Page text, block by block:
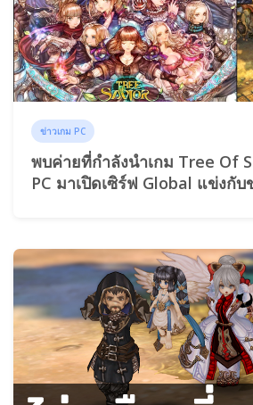
ข่าวเกม PC
พบค่ายที่กำลังนำเกม Tree Of
PC มาเปิดเซิร์ฟ Global แข่งกับ